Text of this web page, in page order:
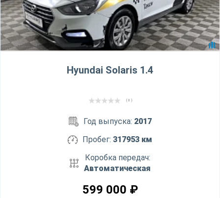
Hyundai Solaris 1.4
( 0 )
Год выпуска: 2017
Пробег: 317953 км
Коробка передач:
Автоматическая
599 000 ₽